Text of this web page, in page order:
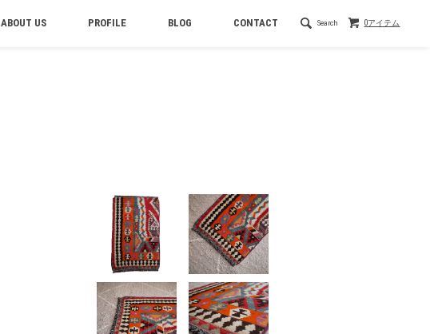
0アイテム
Search
ABOUT US PROFILE BLOG CONTACT